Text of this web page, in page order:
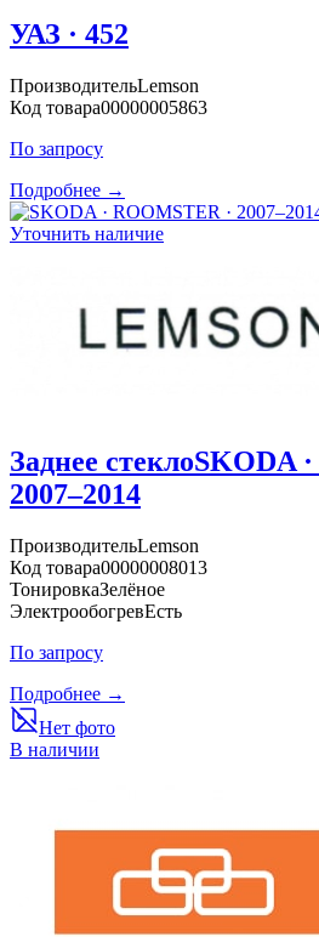
УАЗ · 452
ПроизводительLemson
Код товара00000005863
По запросу
Подробнее →
Уточнить наличие
Заднее стеклоSKODA
2007–2014
ПроизводительLemson
Код товара00000008013
ТонировкаЗелёное
ЭлектрообогревЕсть
По запросу
Подробнее →
Нет фото
В наличии